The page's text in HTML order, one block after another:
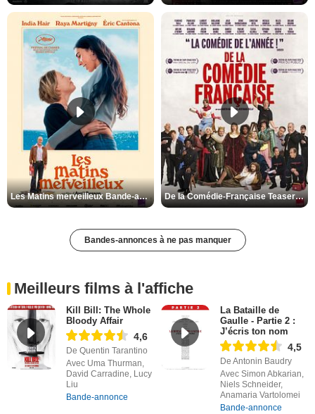
Les Matins merveilleux Bande-annonce VF De la Comédie-Française Teaser VF
Bandes-annonces à ne pas manquer
Meilleurs films à l'affiche
Kill Bill: The Whole
Bloody Affair
4,6
De Quentin Tarantino
Avec Uma Thurman,
David Carradine, Lucy
Liu
Bande-annonce
La Bataille de
Gaulle - Partie 2 :
J’écris ton nom
4,5
De Antonin Baudry
Avec Simon Abkarian,
Niels Schneider,
Anamaria Vartolomei
Bande-annonce